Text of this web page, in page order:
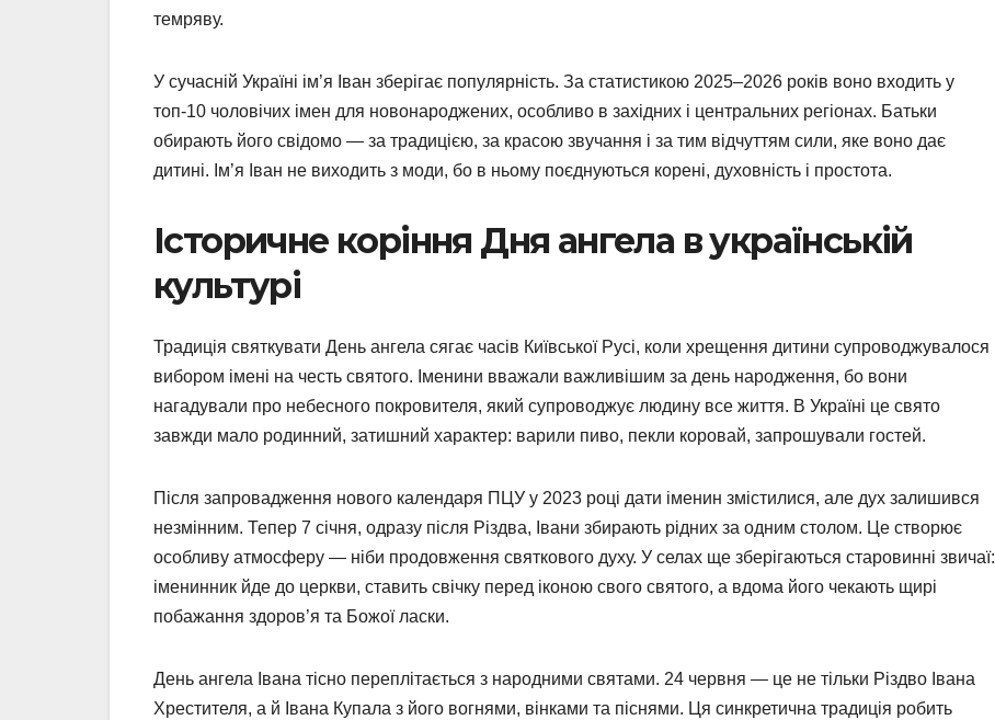
темряву.
У сучасній Україні ім’я Іван зберігає популярність. За статистикою 2025–2026 років воно входить у
топ-10 чоловічих імен для новонароджених, особливо в західних і центральних регіонах. Батьки
обирають його свідомо — за традицією, за красою звучання і за тим відчуттям сили, яке воно дає
дитині. Ім’я Іван не виходить з моди, бо в ньому поєднуються корені, духовність і простота.
Історичне коріння Дня ангела в українській
культурі
Традиція святкувати День ангела сягає часів Київської Русі, коли хрещення дитини супроводжувалося
вибором імені на честь святого. Іменини вважали важливішим за день народження, бо вони
нагадували про небесного покровителя, який супроводжує людину все життя. В Україні це свято
завжди мало родинний, затишний характер: варили пиво, пекли коровай, запрошували гостей.
Після запровадження нового календаря ПЦУ у 2023 році дати іменин змістилися, але дух залишився
незмінним. Тепер 7 січня, одразу після Різдва, Івани збирають рідних за одним столом. Це створює
особливу атмосферу — ніби продовження святкового духу. У селах ще зберігаються старовинні звичаї:
іменинник йде до церкви, ставить свічку перед іконою свого святого, а вдома його чекають щирі
побажання здоров’я та Божої ласки.
День ангела Івана тісно переплітається з народними святами. 24 червня — це не тільки Різдво Івана
Хрестителя, а й Івана Купала з його вогнями, вінками та піснями. Ця синкретична традиція робить